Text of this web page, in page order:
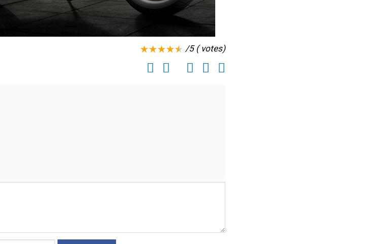
/5 ( votes)